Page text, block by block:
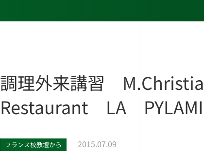
調理外来講習
Restaurant LA
フランス校教壇から 2015.07.09